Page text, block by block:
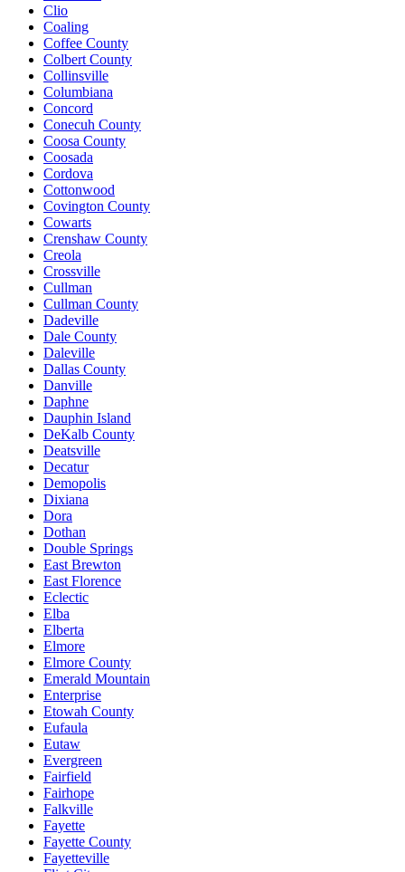
Clio
Coaling
Coffee County
Colbert County
Collinsville
Columbiana
Concord
Conecuh County
Coosa County
Coosada
Cordova
Cottonwood
Covington County
Cowarts
Crenshaw County
Creola
Crossville
Cullman
Cullman County
Dadeville
Dale County
Daleville
Dallas County
Danville
Daphne
Dauphin Island
DeKalb County
Deatsville
Decatur
Demopolis
Dixiana
Dora
Dothan
Double Springs
East Brewton
East Florence
Eclectic
Elba
Elberta
Elmore
Elmore County
Emerald Mountain
Enterprise
Etowah County
Eufaula
Eutaw
Evergreen
Fairfield
Fairhope
Falkville
Fayette
Fayette County
Fayetteville